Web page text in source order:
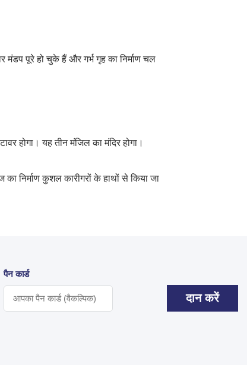
मंडप पूरे हो चुके हैं और गर्भ गृह का निर्माण चल
होगा। यह तीन मंजिल का मंदिर होगा।
निर्माण कुशल कारीगरों के हाथों से किया जा
पैन कार्ड
दान करें